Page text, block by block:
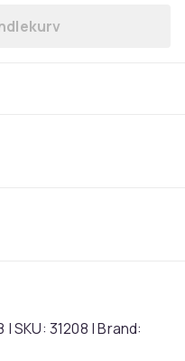
LEGO ART 31208 tbd
| SKU: 31208 | Brand: